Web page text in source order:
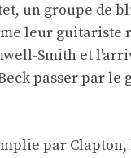
un groupe de
leur guitariste
Smith et
passer par
par